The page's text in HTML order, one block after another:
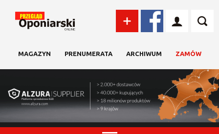
MAGAZYN PRENUMERATA ARCHIWUM ZAMÓW